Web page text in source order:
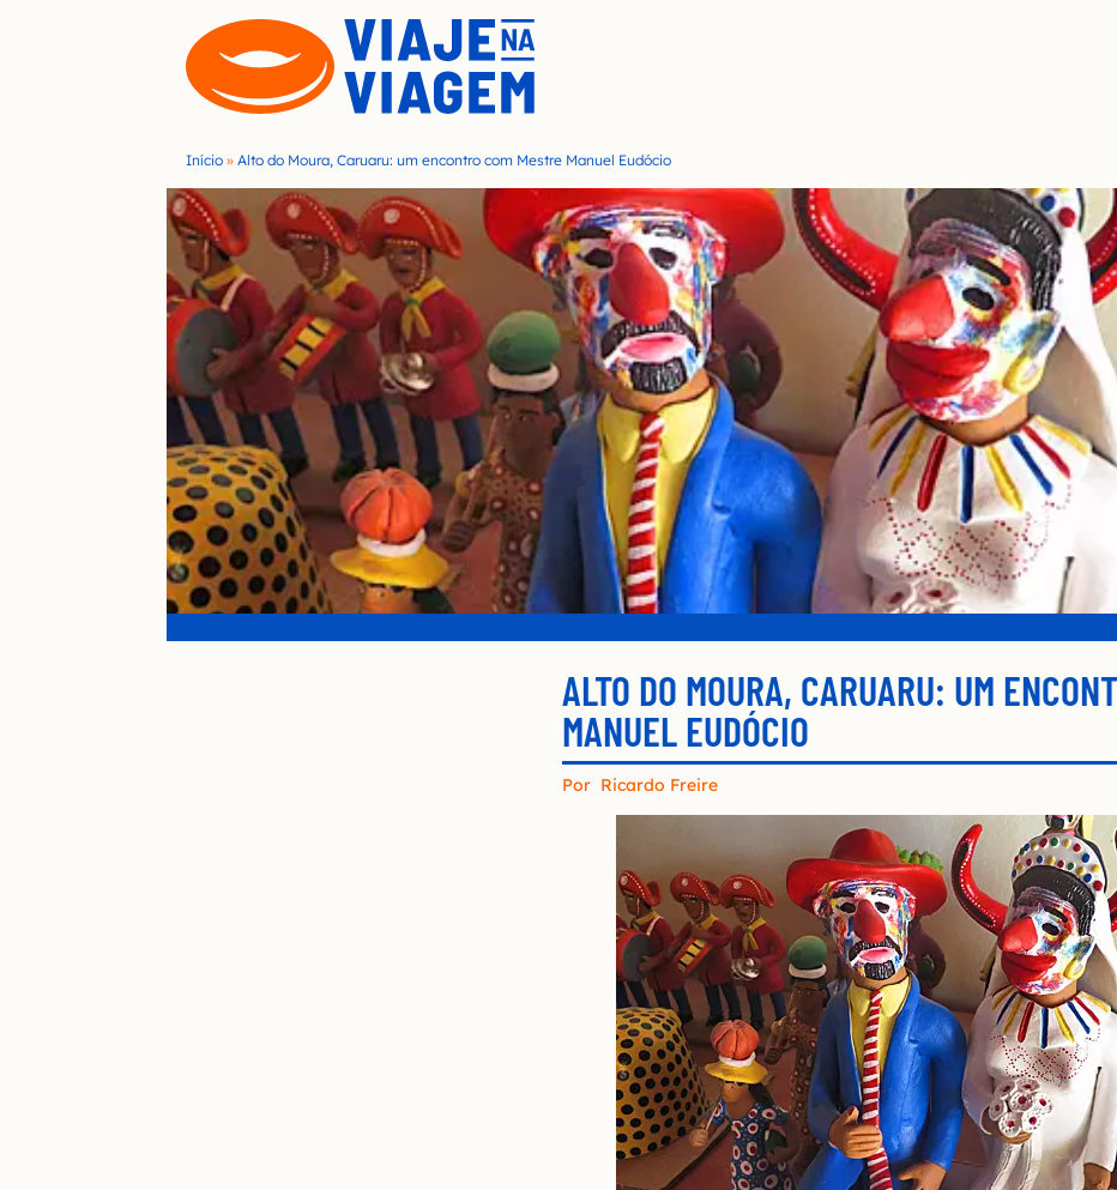
Início » Alto do Moura, Caruaru: um encontro com Mestre Manuel Eudócio
ALTO DO MOURA, CARUARU: UM
MANUEL EUDÓCIO
Por Ricardo Freire